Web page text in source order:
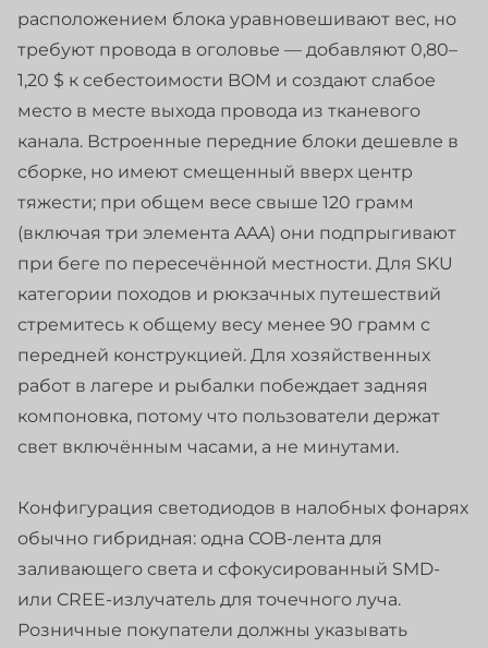
расположением блока уравновешивают вес, но
требуют провода в оголовье — добавляют 0,80–
1,20 $ к себестоимости BOM и создают слабое
место в месте выхода провода из тканевого
канала. Встроенные передние блоки дешевле в
сборке, но имеют смещенный вверх центр
тяжести; при общем весе свыше 120 грамм
(включая три элемента AAA) они подпрыгивают
при беге по пересечённой местности. Для SKU
категории походов и рюкзачных путешествий
стремитесь к общему весу менее 90 грамм с
передней конструкцией. Для хозяйственных
работ в лагере и рыбалки побеждает задняя
компоновка, потому что пользователи держат
свет включённым часами, а не минутами.
Конфигурация светодиодов в налобных фонарях
обычно гибридная: одна COB-лента для
заливающего света и сфокусированный SMD-
или CREE-излучатель для точечного луча.
Розничные покупатели должны указывать